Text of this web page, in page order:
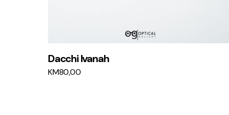
Dacchi Ivanah
KM80,00